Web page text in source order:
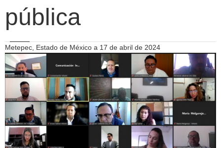
pública
Metepec, Estado de México a 17 de abril de 2024